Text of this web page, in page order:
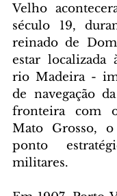
Velho
século 19,
reinado de
estar localizada
rio Madeira -
de navegação
fronteira com
Mato Grosso,
ponto
militares.